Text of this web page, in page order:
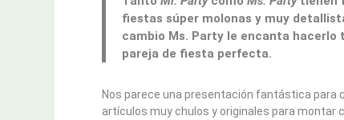
fiestas súper molonas y muy
cambio Ms. Party le encanta hacerlo
pareja de fiesta perfecta.
Nos parece una presentación fantástica para
artículos muy chulos y originales para montar